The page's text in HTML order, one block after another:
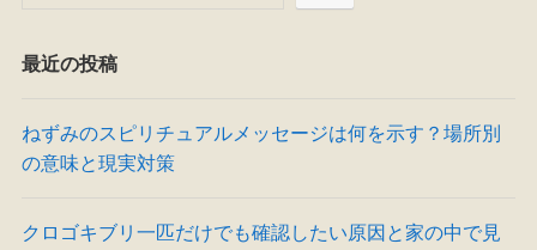
最近の投稿
ねずみのスピリチュアルメッセージは何を示す？場所別
の意味と現実対策
クロゴキブリ一匹だけでも確認したい原因と家の中で見